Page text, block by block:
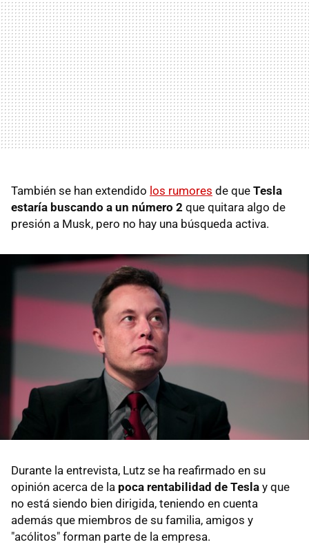
También se han extendido los rumores de que Tesla
estaría buscando a un número 2 que quitara algo de
presión a Musk, pero no hay una búsqueda activa.
Durante la entrevista, Lutz se ha reafirmado en su
opinión acerca de la poca rentabilidad de Tesla y que
no está siendo bien dirigida, teniendo en cuenta
además que miembros de su familia, amigos y
"acólitos" forman parte de la empresa.